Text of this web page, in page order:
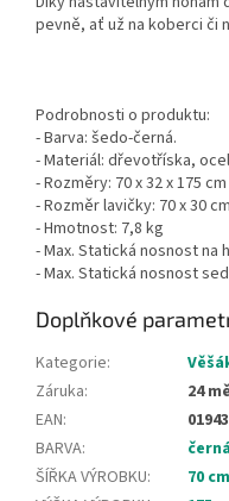
pevně, ať už na koberci či
Podrobnosti o produktu:
- Barva: šedo-černá.
- Materiál: dřevotříska,
- Rozměry: 70 x 32 x 175 cm
- Rozměr lavičky: 70 x 30
- Hmotnost: 7,8 kg
- Max. Statická nosnost na
- Max. Statická nosnost
Doplňkové
Kategorie:
Záruka:
24
EAN:
BARVA:
ŠÍŘKA VÝROBKU:
70 cm